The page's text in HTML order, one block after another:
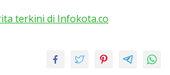
terkini di Infokota.co